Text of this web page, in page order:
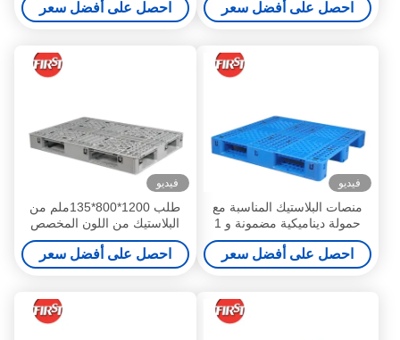
Sustainability
احصل على أفضل سعر احصل على أفضل سعر
فيديو
منصات البلاستيك المناسبة مع
حمولة ديناميكية مضمونة و 1
طن من المورد
احصل على أفضل سعر
فيديو
طلب 1200*800*135ملم من
البلاستيك من اللون المخصص
الحمل الثابت 4 طن
احصل على أفضل سعر